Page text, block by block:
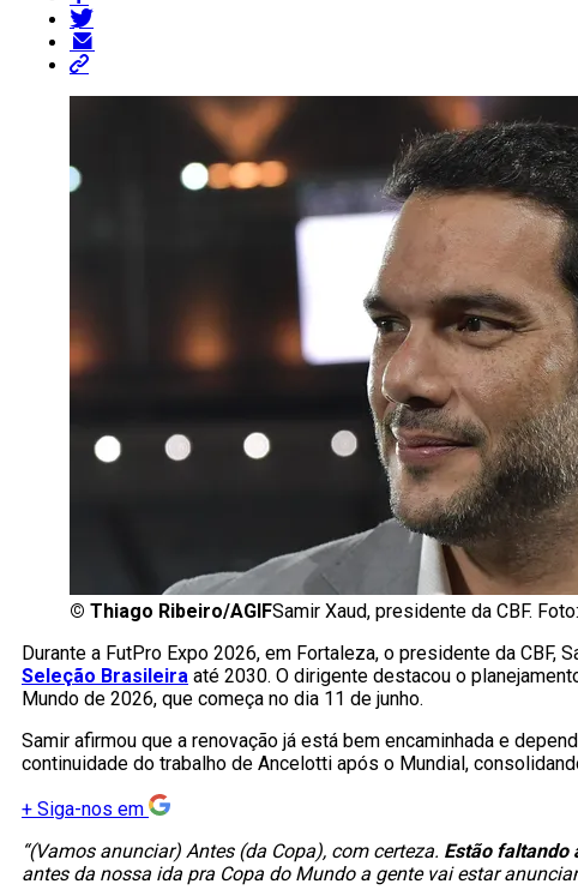
© Thiago Ribeiro/AGIFSamir Xaud, presidente da CBF.
Durante a FutPro Expo 2026, em Fortaleza, o presidente da CBF,
Seleção Brasileira até 2030. O dirigente destacou o
Mundo de 2026, que começa no dia 11 de junho.
Samir afirmou que a renovação já está bem encaminhada e
continuidade do trabalho de Ancelotti após o Mundial,
+ Siga-nos em
“(Vamos anunciar) Antes (da Copa), com certeza. Estão faltando
antes da nossa ida pra Copa do Mundo a gente vai estar